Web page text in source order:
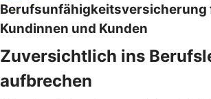
Berufsunfähigkeitsversicherung
Kundinnen und Kunden
Zuversichtlich ins
aufbrechen